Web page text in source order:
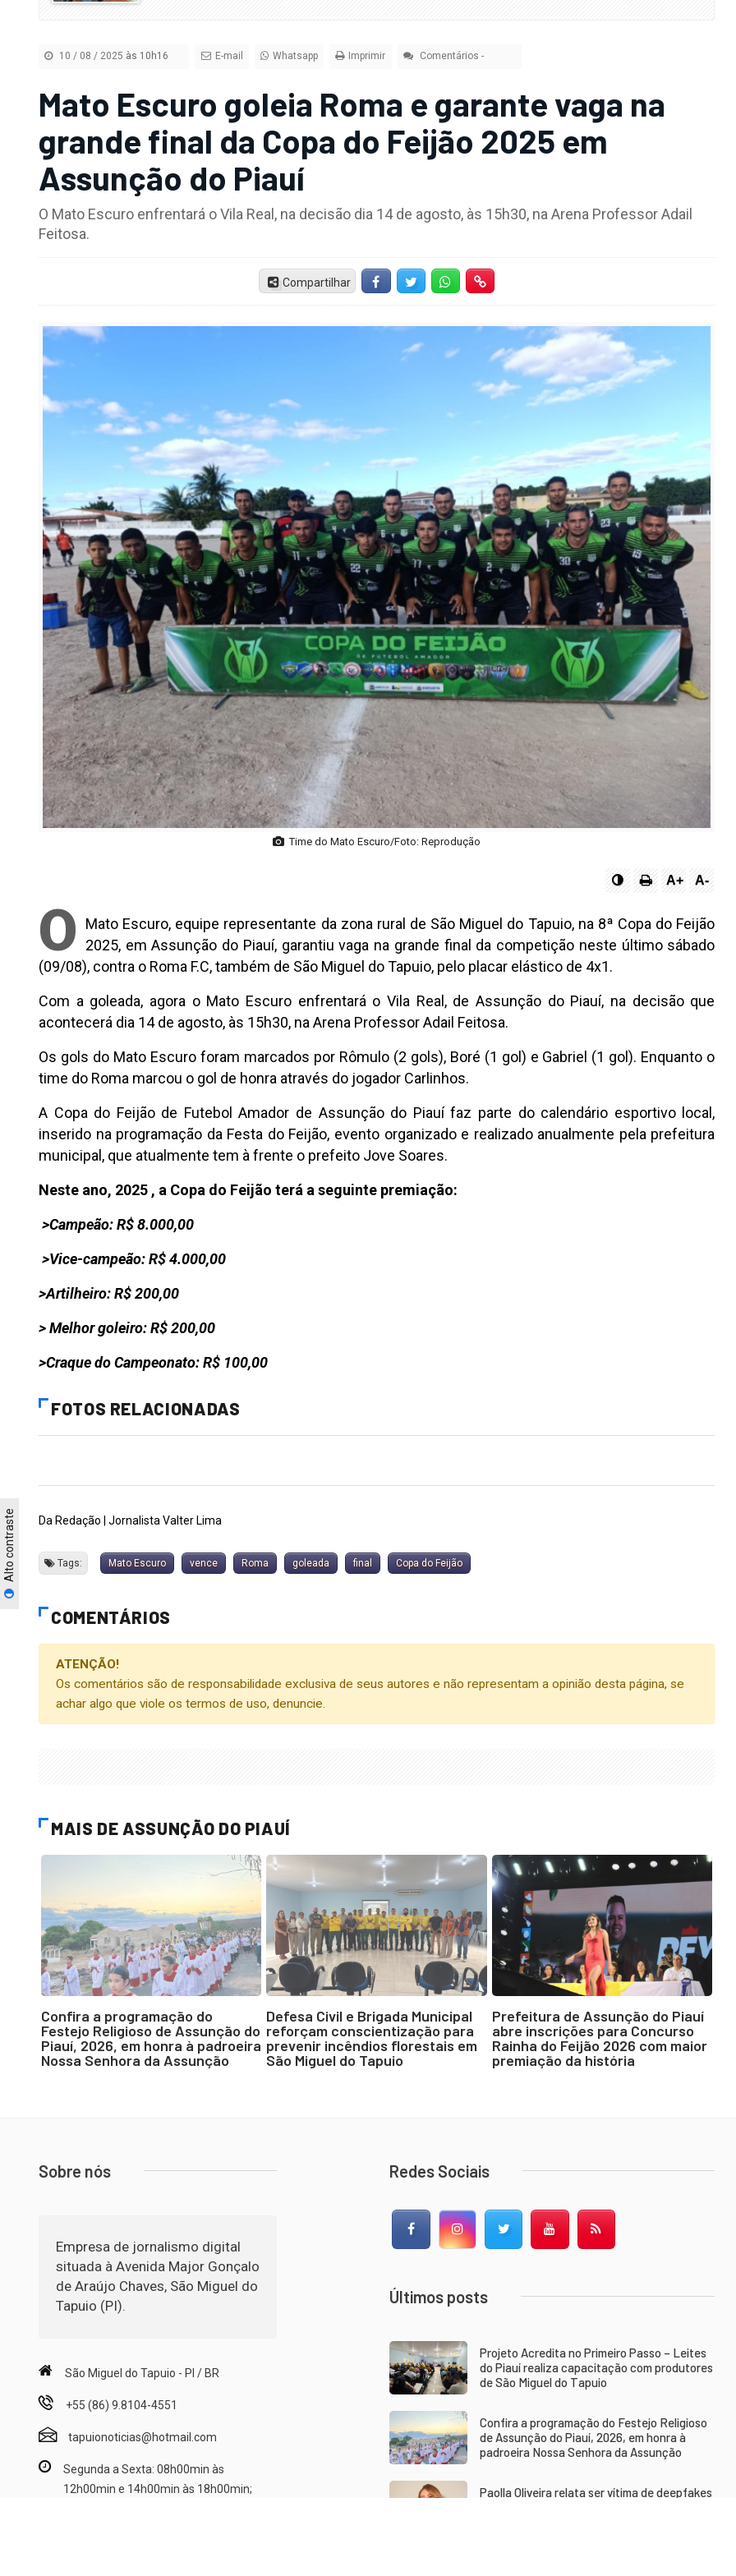
Alto contraste
10 / 08 / 2025 às 10h16 E-mail Whatsapp Imprimir Comentários -
Mato Escuro goleia Roma e garante vaga na
grande final da Copa do Feijão 2025 em
Assunção do Piauí
O Mato Escuro enfrentará o Vila Real, na decisão dia 14 de agosto, às 15h30, na Arena Professor Adail
Feitosa.
Compartilhar FacebookTwitter Whatsapp
Time do Mato Escuro/Foto: Reprodução
A+ A-
O
Mato Escuro, equipe representante da zona rural de São Miguel do Tapuio, na 8ª Copa do Feijão
2025, em Assunção do Piauí, garantiu vaga na grande final da competição neste último sábado
(09/08), contra o Roma F.C, também de São Miguel do Tapuio, pelo placar elástico de 4x1.
Com a goleada, agora o Mato Escuro enfrentará o Vila Real, de Assunção do Piauí, na decisão que
acontecerá dia 14 de agosto, às 15h30, na Arena Professor Adail Feitosa.
Os gols do Mato Escuro foram marcados por Rômulo (2 gols), Boré (1 gol) e Gabriel (1 gol). Enquanto o
time do Roma marcou o gol de honra através do jogador Carlinhos.
A Copa do Feijão de Futebol Amador de Assunção do Piauí faz parte do calendário esportivo local,
inserido na programação da Festa do Feijão, evento organizado e realizado anualmente pela prefeitura
municipal, que atualmente tem à frente o prefeito Jove Soares.
Neste ano, 2025 , a Copa do Feijão terá a seguinte premiação:
>Campeão: R$ 8.000,00
>Vice-campeão: R$ 4.000,00
>Artilheiro: R$ 200,00
> Melhor goleiro: R$ 200,00
>Craque do Campeonato: R$ 100,00
FOTOS RELACIONADAS
Da Redação | Jornalista Valter Lima
Tags: Mato Escuro vence Roma goleada final Copa do Feijão
COMENTÁRIOS
ATENÇÃO!
Os comentários são de responsabilidade exclusiva de seus autores e não representam a opinião desta página, se
achar algo que viole os termos de uso, denuncie.
MAIS DE ASSUNÇÃO DO PIAUÍ
Confira a programação do
Festejo Religioso de Assunção do
Piauí, 2026, em honra à padroeira
Nossa Senhora da Assunção
Defesa Civil e Brigada Municipal
reforçam conscientização para
prevenir incêndios florestais em
São Miguel do Tapuio
Prefeitura de Assunção do Piauí
abre inscrições para Concurso
Rainha do Feijão 2026 com maior
premiação da história
Sobre nós
Empresa de jornalismo digital
situada à Avenida Major Gonçalo
de Araújo Chaves, São Miguel do
Tapuio (PI).
São Miguel do Tapuio - PI / BR
+55 (86) 9.8104-4551
tapuionoticias@hotmail.com
Segunda a Sexta: 08h00min às
12h00min e 14h00min às 18h00min;
Redes Sociais
FacebookInstagram Twitter YouTube
Últimos posts
Projeto Acredita no Primeiro Passo – Leites
do Piauí realiza capacitação com produtores
de São Miguel do Tapuio
Confira a programação do Festejo Religioso
de Assunção do Piauí, 2026, em honra à
padroeira Nossa Senhora da Assunção
Paolla Oliveira relata ser vítima de deepfakes